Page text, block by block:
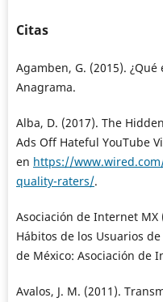
Citas
Agamben, G. (2015).
Anagrama.
Alba, D. (2017). The
Ads Off Hateful YouTube
en https://
quality-raters/.
Asociación de Internet MX
Hábitos de los Usuarios
de México: Asociación de
Avalos, J. M. (2011).